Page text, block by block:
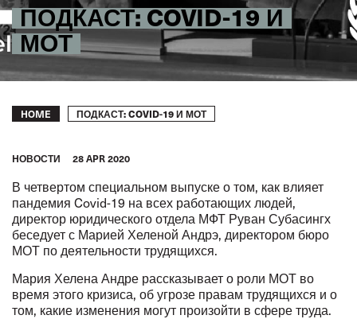
ПОДКАСТ: COVID-19 И
МОТ
Breadcrumb
HOME ПОДКАСТ: COVID-19 И МОТ
HОВОСТИ 28 APR 2020
В четвертом специальном выпуске о том, как влияет
пандемия Covid-19 на всех работающих людей,
директор юридического отдела МФТ Руван Субасингх
беседует с Марией Хеленой Андрэ, директором бюро
МОТ по деятельности трудящихся.
Мария Хелена Андре рассказывает о роли МОТ во
время этого кризиса, об угрозе правам трудящихся и о
том, какие изменения могут произойти в сфере труда.